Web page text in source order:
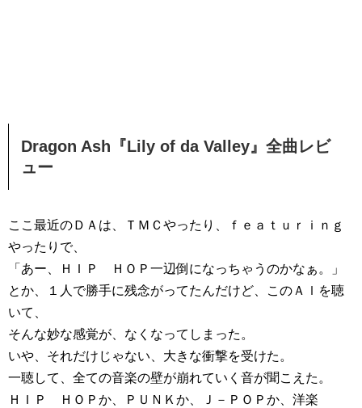
Dragon Ash『Lily of da Valley』全曲レビ
ュー
ここ最近のＤＡは、ＴＭＣやったり、ｆｅａｔｕｒｉｎｇ
やったりで、
「あー、ＨＩＰ ＨＯＰ一辺倒になっちゃうのかなぁ。」
とか、１人で勝手に残念がってたんだけど、このＡｌを聴
いて、
そんな妙な感覚が、なくなってしまった。
いや、それだけじゃない、大きな衝撃を受けた。
一聴して、全ての音楽の壁が崩れていく音が聞こえた。
ＨＩＰ ＨＯＰか、ＰＵＮＫか、Ｊ－ＰＯＰか、洋楽